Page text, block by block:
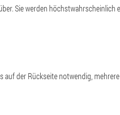
Sie werden höchstwahrscheinlich
auf der Rückseite notwendig,